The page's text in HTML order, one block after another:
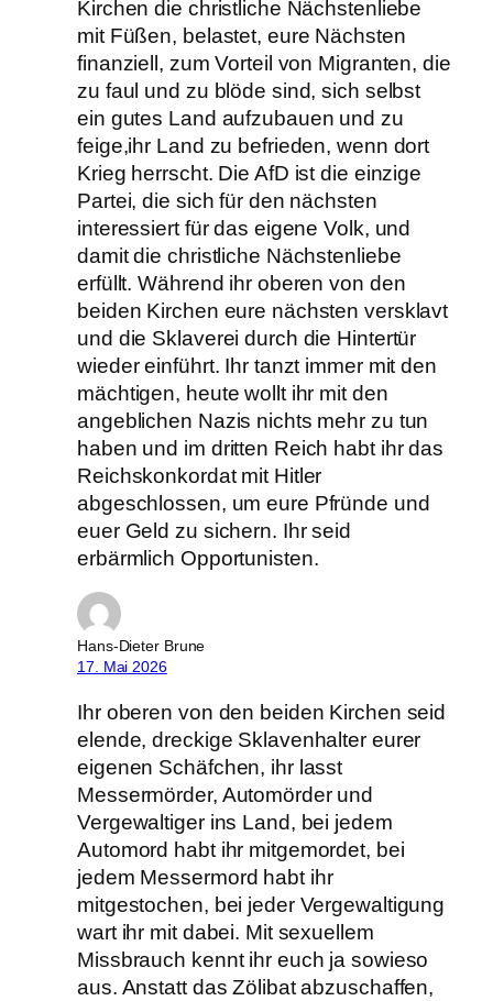
Kirchen die christliche Nächstenliebe
mit Füßen, belastet, eure Nächsten
finanziell, zum Vorteil von Migranten, die
zu faul und zu blöde sind, sich selbst
ein gutes Land aufzubauen und zu
feige,ihr Land zu befrieden, wenn dort
Krieg herrscht. Die AfD ist die einzige
Partei, die sich für den nächsten
interessiert für das eigene Volk, und
damit die christliche Nächstenliebe
erfüllt. Während ihr oberen von den
beiden Kirchen eure nächsten versklavt
und die Sklaverei durch die Hintertür
wieder einführt. Ihr tanzt immer mit den
mächtigen, heute wollt ihr mit den
angeblichen Nazis nichts mehr zu tun
haben und im dritten Reich habt ihr das
Reichskonkordat mit Hitler
abgeschlossen, um eure Pfründe und
euer Geld zu sichern. Ihr seid
erbärmlich Opportunisten.
Hans-Dieter Brune
17. Mai 2026
Ihr oberen von den beiden Kirchen seid
elende, dreckige Sklavenhalter eurer
eigenen Schäfchen, ihr lasst
Messermörder, Automörder und
Vergewaltiger ins Land, bei jedem
Automord habt ihr mitgemordet, bei
jedem Messermord habt ihr
mitgestochen, bei jeder Vergewaltigung
wart ihr mit dabei. Mit sexuellem
Missbrauch kennt ihr euch ja sowieso
aus. Anstatt das Zölibat abzuschaffen,